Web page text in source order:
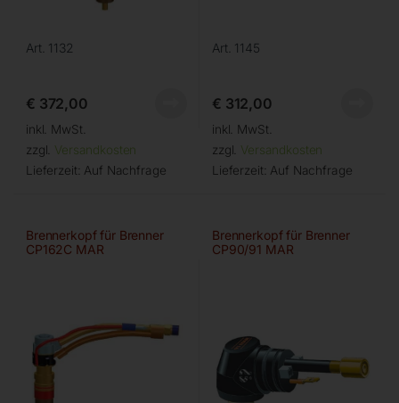
Art. 1132
€ 372,00
inkl. MwSt.
zzgl. Versandkosten
Lieferzeit: Auf Nachfrage
Art. 1145
€ 312,00
inkl. MwSt.
zzgl. Versandkosten
Lieferzeit: Auf Nachfrage
Brennerkopf für Brenner
CP162C MAR
Brennerkopf für Brenner
CP90/91 MAR